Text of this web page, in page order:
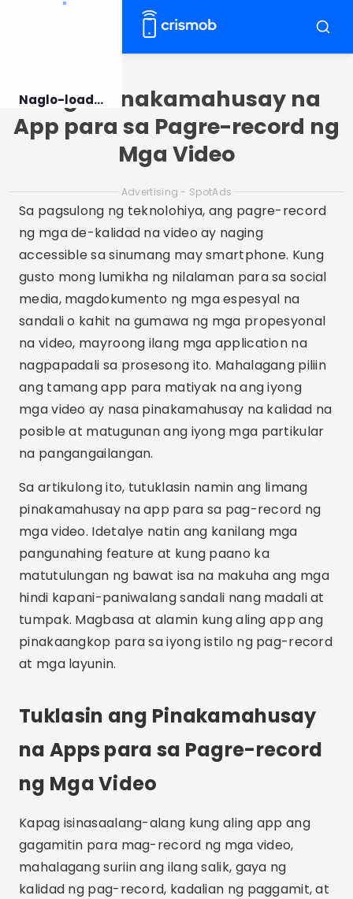
Naglo-load...
Ang 5 Pinakamahusay na
App para sa Pagre-record ng
Mga Video
Advertising - SpotAds
Sa pagsulong ng teknolohiya, ang pagre-record
ng mga de-kalidad na video ay naging
accessible sa sinumang may smartphone. Kung
gusto mong lumikha ng nilalaman para sa social
media, magdokumento ng mga espesyal na
sandali o kahit na gumawa ng mga propesyonal
na video, mayroong ilang mga application na
nagpapadali sa prosesong ito. Mahalagang piliin
ang tamang app para matiyak na ang iyong
mga video ay nasa pinakamahusay na kalidad na
posible at matugunan ang iyong mga partikular
na pangangailangan.
Sa artikulong ito, tutuklasin namin ang limang
pinakamahusay na app para sa pag-record ng
mga video. Idetalye natin ang kanilang mga
pangunahing feature at kung paano ka
matutulungan ng bawat isa na makuha ang mga
hindi kapani-paniwalang sandali nang madali at
tumpak. Magbasa at alamin kung aling app ang
pinakaangkop para sa iyong istilo ng pag-record
at mga layunin.
Tuklasin ang Pinakamahusay
na Apps para sa Pagre-record
ng Mga Video
Kapag isinasaalang-alang kung aling app ang
gagamitin para mag-record ng mga video,
mahalagang suriin ang ilang salik, gaya ng
kalidad ng pag-record, kadalian ng paggamit, at